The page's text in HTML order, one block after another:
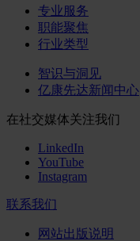
专业服务
职能聚焦
行业类型
智识与洞见
亿康先达新闻中心
在社交媒体关注我们
LinkedIn
YouTube
Instagram
联系我们
网站出版说明